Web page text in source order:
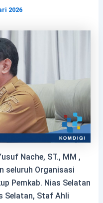
2026
Nache, ST., MM ,
seluruh Organisasi
Pemkab. Nias Selatan
Selatan, Staf Ahli